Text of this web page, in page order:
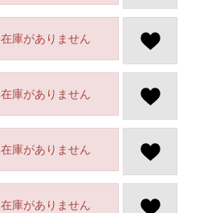
在庫がありません
在庫がありません
在庫がありません
在庫がありません